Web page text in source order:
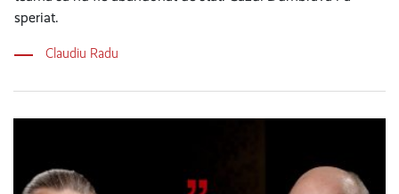
speriat.
Claudiu Radu